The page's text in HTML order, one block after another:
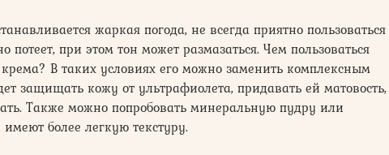
жаркая погода, не всегда приятно пользоваться
потеет, при этом тон может размазаться. Чем пользоваться
крема? В таких условиях его можно заменить комплексным
защищать кожу от ультрафиолета, придавать ей матовость,
Также можно попробовать минеральную пудру или
более легкую текстуру.